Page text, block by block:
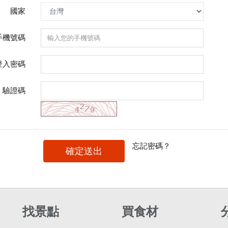
國家
機號碼
入密碼
驗證碼
確定送出
忘記密碼？
找景點 買食材